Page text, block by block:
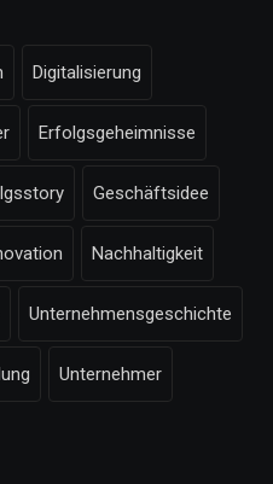
Digitalisierung
Erfolgsgeheimnisse
Geschäftsidee
Nachhaltigkeit
Unternehmensgeschichte
Unternehmer